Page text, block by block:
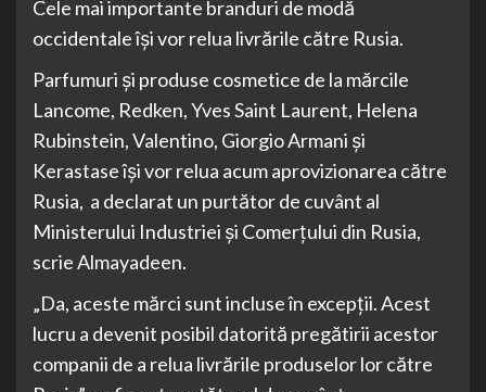
Cele mai importante branduri de modă
occidentale își vor relua livrările către Rusia.
Parfumuri și produse cosmetice de la mărcile
Lancome, Redken, Yves Saint Laurent, Helena
Rubinstein, Valentino, Giorgio Armani și
Kerastase își vor relua acum aprovizionarea către
Rusia, ​​a declarat un purtător de cuvânt al
Ministerului Industriei și Comerțului din Rusia,
scrie Almayadeen.
„Da, aceste mărci sunt incluse în excepții. Acest
lucru a devenit posibil datorită pregătirii acestor
companii de a relua livrările produselor lor către